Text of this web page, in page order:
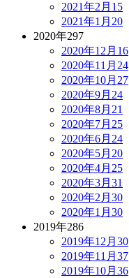
2021年2月 15
2021年1月 20
2020年297
2020年12月 16
2020年11月 24
2020年10月 27
2020年9月 24
2020年8月 21
2020年7月 25
2020年6月 24
2020年5月 20
2020年4月 25
2020年3月 31
2020年2月 30
2020年1月 30
2019年286
2019年12月 30
2019年11月 37
2019年10月 36